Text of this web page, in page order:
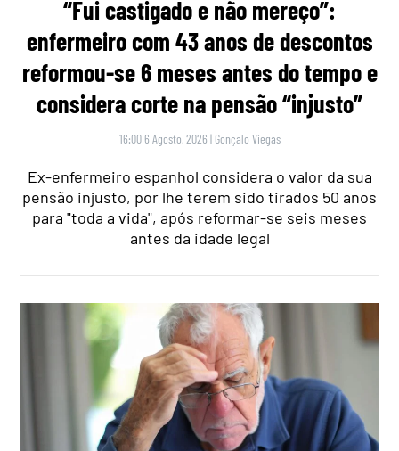
“Fui castigado e não mereço”:
enfermeiro com 43 anos de descontos
reformou-se 6 meses antes do tempo e
considera corte na pensão “injusto”
16:00 6 Agosto, 2026 | Gonçalo Viegas
Ex-enfermeiro espanhol considera o valor da sua
pensão injusto, por lhe terem sido tirados 50 anos
para "toda a vida", após reformar-se seis meses
antes da idade legal